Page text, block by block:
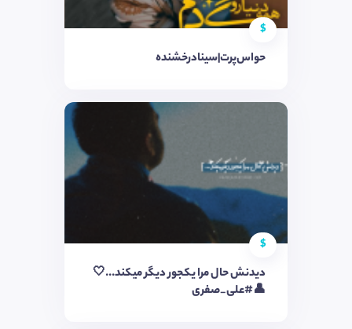
$
حواس‌پرت|سینادرخشنده
$
دیدنش حال مرا یکجور دیگر میکند...🤍
👤#علی_صفری